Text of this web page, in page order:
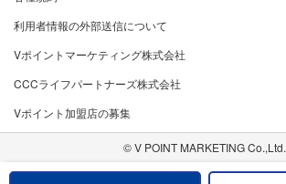
利用者情報の外部送信について
Vポイントマーケティング株式会社
CCCライフパートナーズ株式会社
Vポイント加盟店の募集
© V POINT MARKETING Co.,Ltd.